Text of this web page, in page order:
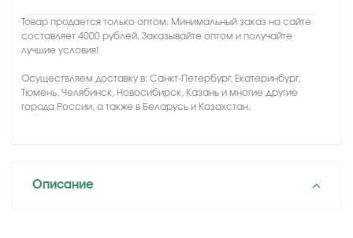
Товар продается только оптом. Минимальный заказ на сайте
составляет 4000 рублей. Заказывайте оптом и получайте
лучшие условия!
Осуществляем доставку в: Санкт-Петербург, Екатеринбург,
Тюмень, Челябинск, Новосибирск, Казань и многие другие
города России, а также в Беларусь и Казахстан.
Описание